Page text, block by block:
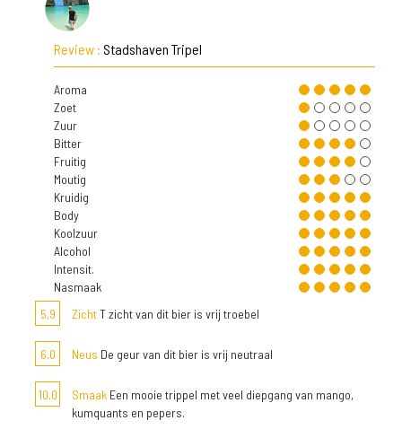
Review : Stadshaven Tripel
Aroma
Zoet
Zuur
Bitter
Fruitig
Moutig
Kruidig
Body
Koolzuur
Alcohol
Intensit.
Nasmaak
5,9
ZichtT zicht van dit bier is vrij troebel
6,0 Neus De geur van dit bier is vrij neutraal
10,0 Smaak Een mooie trippel met veel diepgang van mango,
kumquants en pepers.